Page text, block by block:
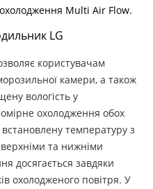
Multi Air Flow.
користувачам
камери, а також
вологість у
охолодження обох
температуру з
та нижніми
досягається завдяки
охолодженого повітря. У